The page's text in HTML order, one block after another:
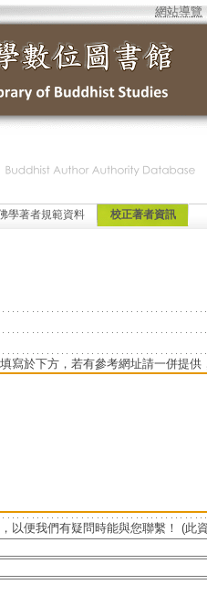
網站導覽
學著者規範資料 校正著者資訊
寫於下方，若有參考網址請一併提供
以便我們有疑問時能與您聯繫！ (此